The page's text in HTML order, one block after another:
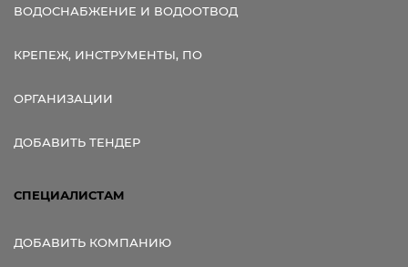
ВОДОСНАБЖЕНИЕ И ВОДООТВОД
КРЕПЕЖ, ИНСТРУМЕНТЫ, ПО
ОРГАНИЗАЦИИ
ДОБАВИТЬ ТЕНДЕР
СПЕЦИАЛИСТАМ
ДОБАВИТЬ КОМПАНИЮ